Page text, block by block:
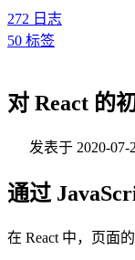
272 日志
50 标签
对 React 的
发表于 2020-07-
通过
在 React 中，页面